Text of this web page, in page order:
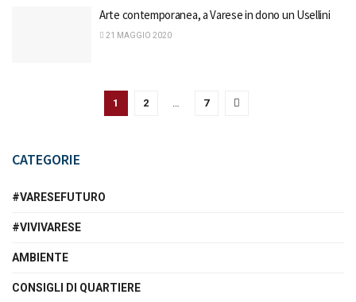
Arte contemporanea, a Varese in dono un Usellini
21 MAGGIO 2020
1 2 … 7
CATEGORIE
#VARESEFUTURO
#VIVIVARESE
AMBIENTE
CONSIGLI DI QUARTIERE